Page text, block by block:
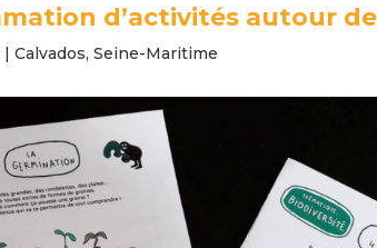
d’activités autour
| Calvados, Seine-Maritime